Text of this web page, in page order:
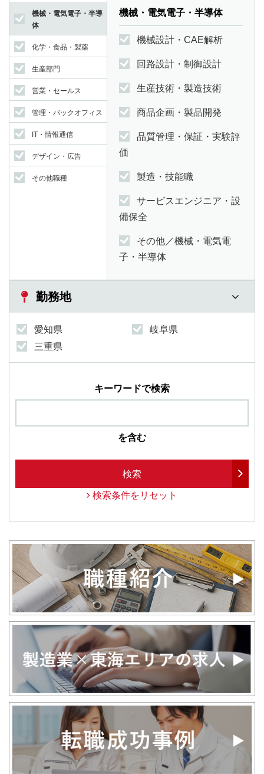
機械・電気電子・半導
体
化学・食品・製薬
生産部門
営業・セールス
管理・バックオフィス
IT・情報通信
デザイン・広告
その他職種
機械・電気電子・半導体
機械設計・CAE解析
回路設計・制御設計
生産技術・製造技術
商品企画・製品開発
品質管理・保証・実験評
価
製造・技能職
サービスエンジニア・設
備保全
その他／機械・電気電
子・半導体
勤務地
愛知県
岐阜県
三重県
キーワードで検索
を含む
検索
検索条件をリセット